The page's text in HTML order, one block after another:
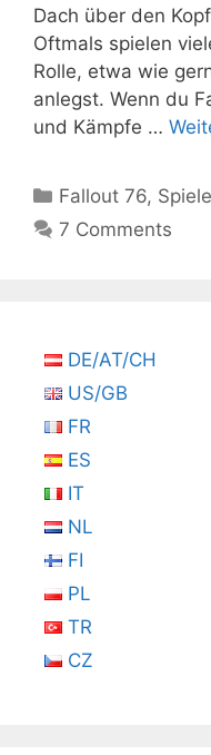
Dach über den
Oftmals spielen
Rolle, etwa wie
anlegst. Wenn du
und Kämpfe …
Kategorien
Fallout 76, Spiele
7 Comments
DE/AT/CH
US/GB
FR
ES
IT
NL
FI
PL
TR
CZ